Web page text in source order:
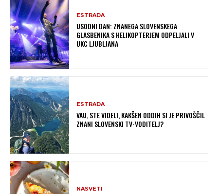
ESTRADA
USODNI DAN: ZNANEGA SLOVENSKEGA
GLASBENIKA S HELIKOPTERJEM ODPELJALI V
UKC LJUBLJANA
ESTRADA
VAU, STE VIDELI, KAKŠEN ODDIH SI JE PRIVOŠČIL
ZNANI SLOVENSKI TV-VODITELJ?
NASVETI